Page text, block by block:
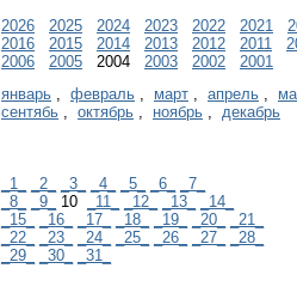
2026 2025 2024 2023 2022 2021
2016
2015 2014 2013 2012 2011
2006
2005 2004 2003 2002
2001
январь , февраль , март , апрель ,
сентябь , октябрь , ноябрь , декабрь
_1_ _2_ _3_ _4_ _5_ _6_
_7_
_8_
_9_ 10 _11_ _12_ _13_
_14_
_15_
_16_ _17_ _18_ _19_ _20_
_21_
_22_
_23_ _24_ _25_ _26_ _27_
_28_
_29_
_30_ _31_